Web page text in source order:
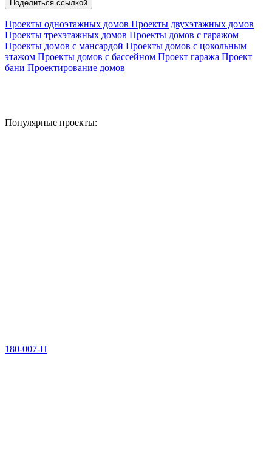
Поделиться ссылкой
Проекты одноэтажных домов Проекты двухэтажных домов
Проекты трехэтажных домов Проекты домов с гаражом
Проекты домов с мансардой Проекты домов с цокольным
этажом Проекты домов с бассейном Проект гаража Проект
бани Проектирование домов
Популярные проекты:
180-007-П